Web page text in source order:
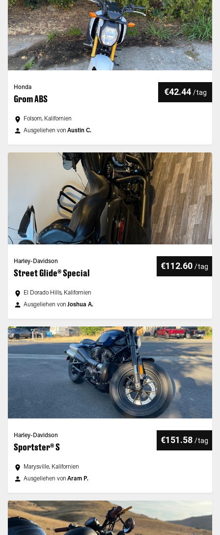
Honda
Grom ABS
€42.44 /tag
Folsom, Kalifornien
Ausgeliehen von Austin C.
Harley-Davidson
Street Glide® Special
€112.60 /tag
El Dorado Hills, Kalifornien
Ausgeliehen von Joshua A.
Harley-Davidson
Sportster® S
€151.58 /tag
Marysville, Kalifornien
Ausgeliehen von Aram P.